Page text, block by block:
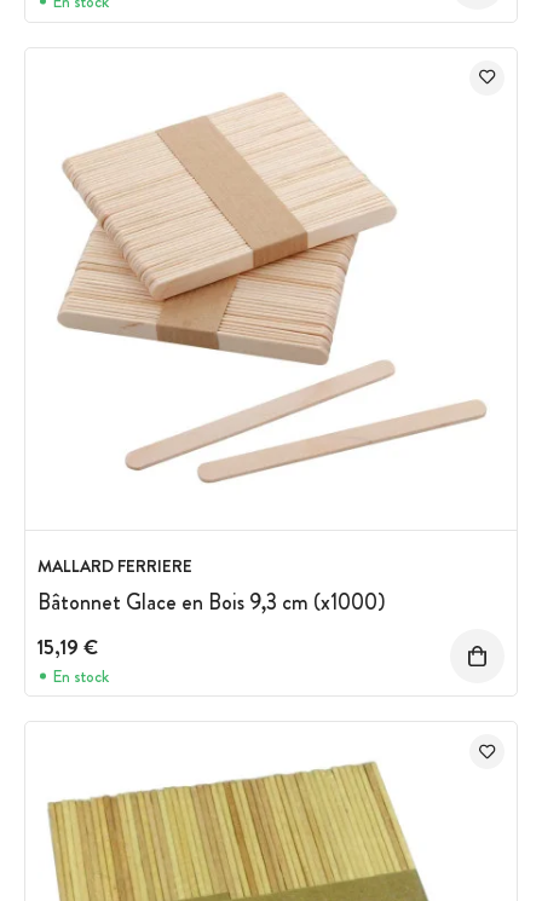
MALLARD FERRIERE
Bâtonnet Glace en Bois 9,3 cm (x1000)
15,19 €
En stock